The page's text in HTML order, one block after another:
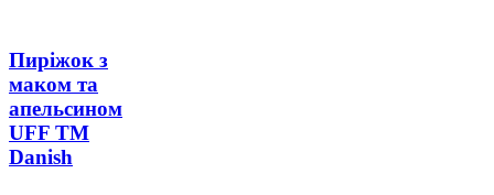
Пиріжок з
маком та
апельсином
UFF ТМ
Danish